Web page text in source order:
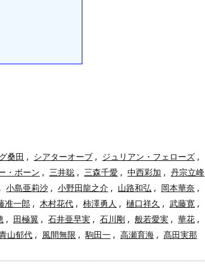
桑田 , シアターオーブ , ジュリアン・フェローズ ,
・ボーン , 三井聡 , 三森千愛 , 中西彩加 , 丹宗立峰
, 小島亜莉沙 , 小野田龍之介 , 山路和弘 , 岡本華奈 ,
准一郎 , 木村花代 , 柿澤勇人 , 樋口祥久 , 武藤寛 ,
, 田極翼 , 石井亜早実 , 石川剛 , 般若愛実 , 華花 ,
山郁代 , 風間無限 , 駒田一 , 高瀬育海 , 髙田実那